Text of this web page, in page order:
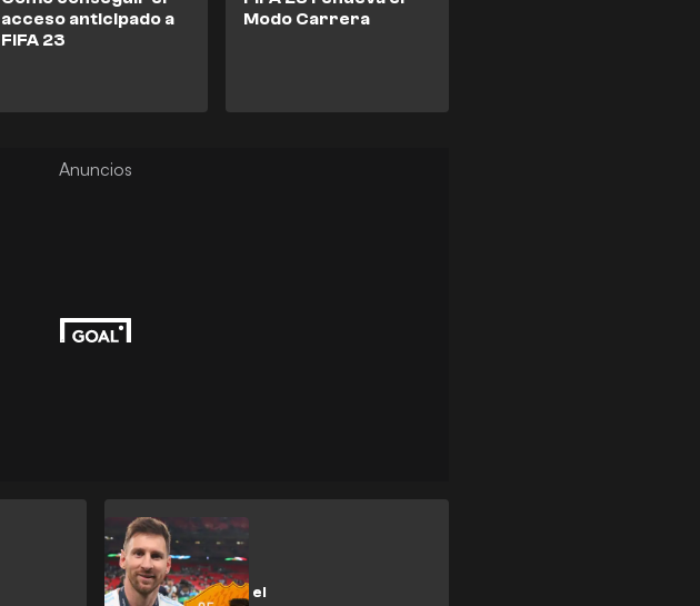
acceso anticipado a
FIFA 23
Modo Carrera
FIFA 23
¿Cuánto cuesta el